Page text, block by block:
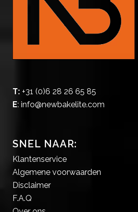
T: +31 (0)6 28 26 65 85
E: info@newbakelite.com
SNEL NAAR:
Klantenservice
Algemene voorwaarden
Disclaimer
F.A.Q